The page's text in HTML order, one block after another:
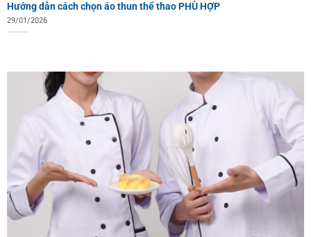
Hướng dẫn cách chọn áo thun thể thao PHÙ HỢP
29/01/2026